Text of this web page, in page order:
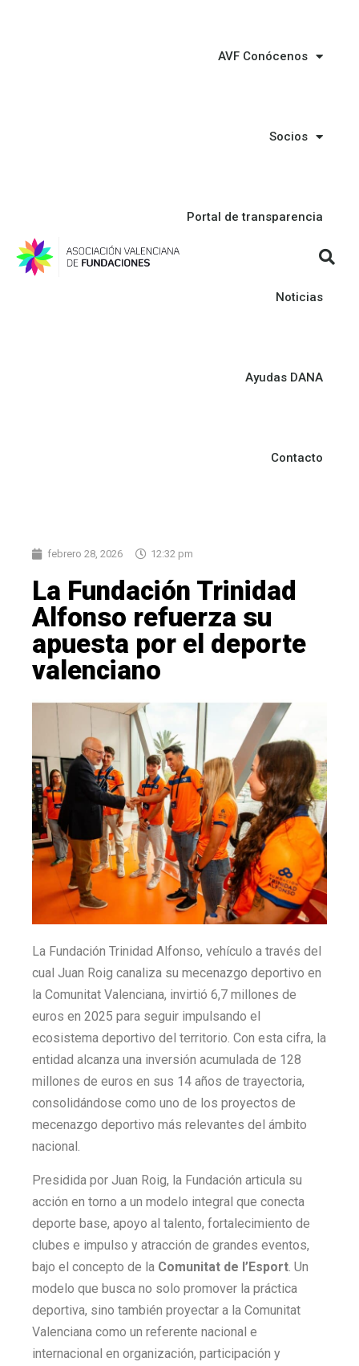
AVF Conócenos
Socios
Portal de transparencia
Noticias
Ayudas DANA
Contacto
febrero 28, 2026 12:32 pm
La Fundación Trinidad
Alfonso refuerza su
apuesta por el deporte
valenciano
La Fundación Trinidad Alfonso, vehículo a través del
cual Juan Roig canaliza su mecenazgo deportivo en
la Comunitat Valenciana, invirtió 6,7 millones de
euros en 2025 para seguir impulsando el
ecosistema deportivo del territorio. Con esta cifra, la
entidad alcanza una inversión acumulada de 128
millones de euros en sus 14 años de trayectoria,
consolidándose como uno de los proyectos de
mecenazgo deportivo más relevantes del ámbito
nacional.
Presidida por Juan Roig, la Fundación articula su
acción en torno a un modelo integral que conecta
deporte base, apoyo al talento, fortalecimiento de
clubes e impulso y atracción de grandes eventos,
bajo el concepto de la Comunitat de l’Esport . Un
modelo que busca no solo promover la práctica
deportiva, sino también proyectar a la Comunitat
Valenciana como un referente nacional e
internacional en organización, participación y